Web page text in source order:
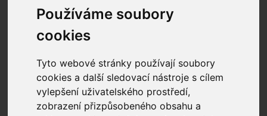
Používáme soubory
cookies
Tyto webové stránky používají soubory
cookies a další sledovací nástroje s cílem
vylepšení uživatelského prostředí,
zobrazení přizpůsobeného obsahu a
vzdělávací zájezd
žáků 2. stupně do
Osvětimi a Věličky
Alena Merhautová 06.02.2026